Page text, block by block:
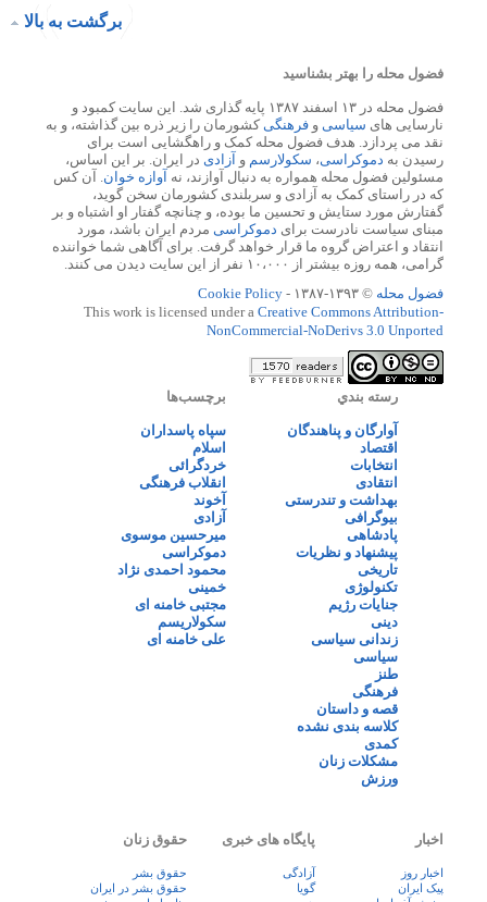
برگشت به بالا
فضول محله را بهتر بشناسید
فضول محله در ۱۳ اسفند ۱۳۸۷ پایه گذاری شد. این سایت کمبود و
نارسایی های سیاسی و فرهنگیکشورمان را زیر ذره بین گذاشته، و به
نقد می پردازد. هدف فضول محله کمک و راهگشایی است برای
رسیدن به دموکراسی، سکولارسم و آزادی در ایران. بر این اساس،
مسئولین فضول محله همواره به دنبال آوازند، نه آوازه خوان. آن کس
که در راستای کمک به آزادی و سربلندی کشورمان سخن گوید،
گفتارش مورد ستایش و تحسین ما بوده، و چنانچه گفتار او اشتباه و بر
مبنای سیاست نادرست برای دموکراسی مردم ایران باشد، مورد
انتقاد و اعتراض گروه ما قرار خواهد گرفت. برای آگاهی شما خواننده
گرامی، همه روزه بیشتر از ۱۰،۰۰۰ نفر از این سایت دیدن می کنند.
فضول محله © ۱۳۹۳-۱۳۸۷ -
Cookie Policy
This work is licensed under a Creative Commons Attribution-
NonCommercial-NoDerivs 3.0 Unported
رسته بندي
آوارگان و پناهندگان
اقتصاد
انتخابات
انتقادی
بهداشت و تندرستی
بیوگرافی
پادشاهی
پیشنهاد و نظریات
تاریخی
تکنولوژی
جنایات رژیم
دینی
زندانی سیاسی
سیاسی
طنز
فرهنگی
قصه و داستان
کلاسه بندی نشده
کمدی
مشکلات زنان
ورزش
برچسب‌ها
سپاه پاسداران
اسلام
خردگرائی
انقلاب فرهنگی
آخوند
آزادی
میرحسین موسوی
دموکراسی
محمود احمدی نژاد
خمینی
مجتبی خامنه ای
سکولاریسم
علی خامنه ای
اخبار
اخبار روز
پيک ايران
پایگاه های خبری
آزادگی
گویا
حقوق زنان
حقوق بشر
حقوق بشر در ایران